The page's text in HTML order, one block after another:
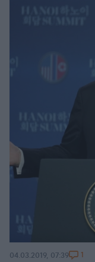
04.03.2019, 07:39 1